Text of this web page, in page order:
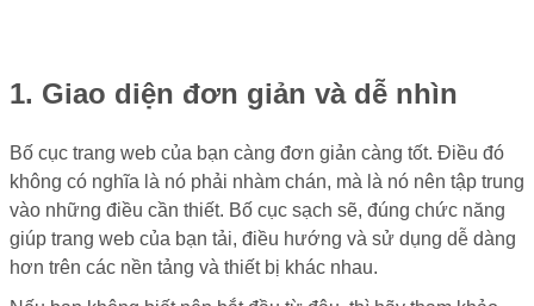
1. Giao diện đơn giản và dễ nhìn
Bố cục trang web của bạn càng đơn giản càng tốt. Điều đó
không có nghĩa là nó phải nhàm chán, mà là nó nên tập trung
vào những điều cần thiết. Bố cục sạch sẽ, đúng chức năng
giúp trang web của bạn tải, điều hướng và sử dụng dễ dàng
hơn trên các nền tảng và thiết bị khác nhau.